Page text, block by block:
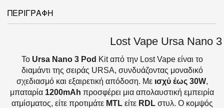
ΠΕΡΙΓΡΑΦΗ
Lost Vape Ursa Nano
Το Ursa Nano 3 Pod Kit από την Lost Vape είναι το
διαμάντι της σειράς URSA, συνδυάζοντας μοναδικό
σχεδιασμό και εξαιρετική απόδοση. Μεισχύ έως 30W,
μπαταρία 1200mAh προσφέρει μια απολαυστική εμπειρία
ατμίσματος, είτε προτιμάτε MTLείτε RDLστυλ. Ο κομψός